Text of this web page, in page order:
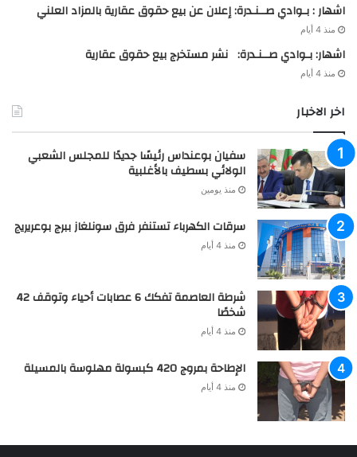
اشهار : بـوادي صــنـدرة: إعلان عن بيع حقوق عقارية بالمزاد العلني
منذ 4 أيام
اشهار: بـوادي صــنـدرة: نشر مستخرج بيع حقوق عقارية
منذ 4 أيام
اخر الاخبار
سفيان بوعنداس رئيسًا جديدًا للمجلس الشعبي
الولائي بسطيف بالأغلبية
منذ يومين
سرقات الكهرباء تستنفر فرق سونلغاز ببرج بوعريريج
منذ 4 أيام
شرطة العاصمة تفكك 6 عصابات أحياء وتوقف 42
شخصًا
منذ 4 أيام
الإطاحة بمروج 420 كبسولة مهلوسة بالمسيلة
منذ 4 أيام